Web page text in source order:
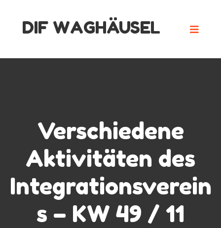
DIF WAGHÄUSEL
Verschiedene
Aktivitäten des
Integrationsverein
s – KW 49 / 11